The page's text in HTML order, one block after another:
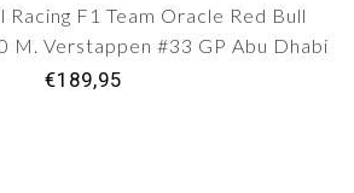
Racing F1 Team Oracle Red Bull
M. Verstappen #33 GP Abu Dhabi
€189,95